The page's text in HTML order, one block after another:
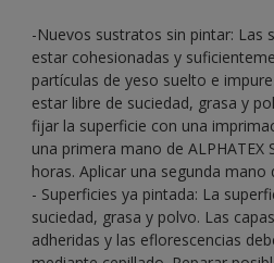
-Nuevos sustratos sin pintar: Las
estar cohesionadas y
partículas de yeso suelto e
estar libre de suciedad, grasa y
fijar la superficie con una
una primera mano de ALPHATEX
horas. Aplicar una segunda mano
- Superficies ya pintada: La
suciedad, grasa y polvo. Las
adheridas y las eflorescencias